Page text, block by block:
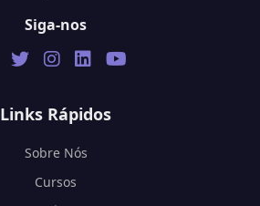
Siga-nos
Links Rápidos
Sobre Nós
Cursos